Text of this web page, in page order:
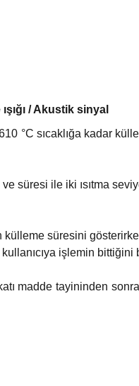
/ Akustik sinyal
°C sıcaklığa kadar
ve süresi ile iki ısıtma
süresini
işlemin bittiğini
madde tayininden